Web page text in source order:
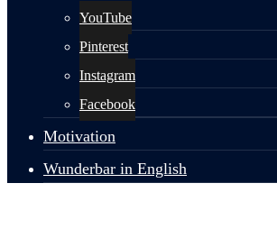
YouTube
Pinterest
Instagram
Facebook
Motivation
Wunderbar in English